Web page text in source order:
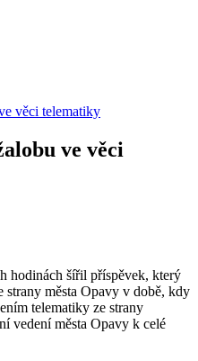
věci telematiky
ve věci
hodinách šířil příspěvek, který
strany města Opavy v době, kdy
telematiky ze strany
vedení města Opavy k celé